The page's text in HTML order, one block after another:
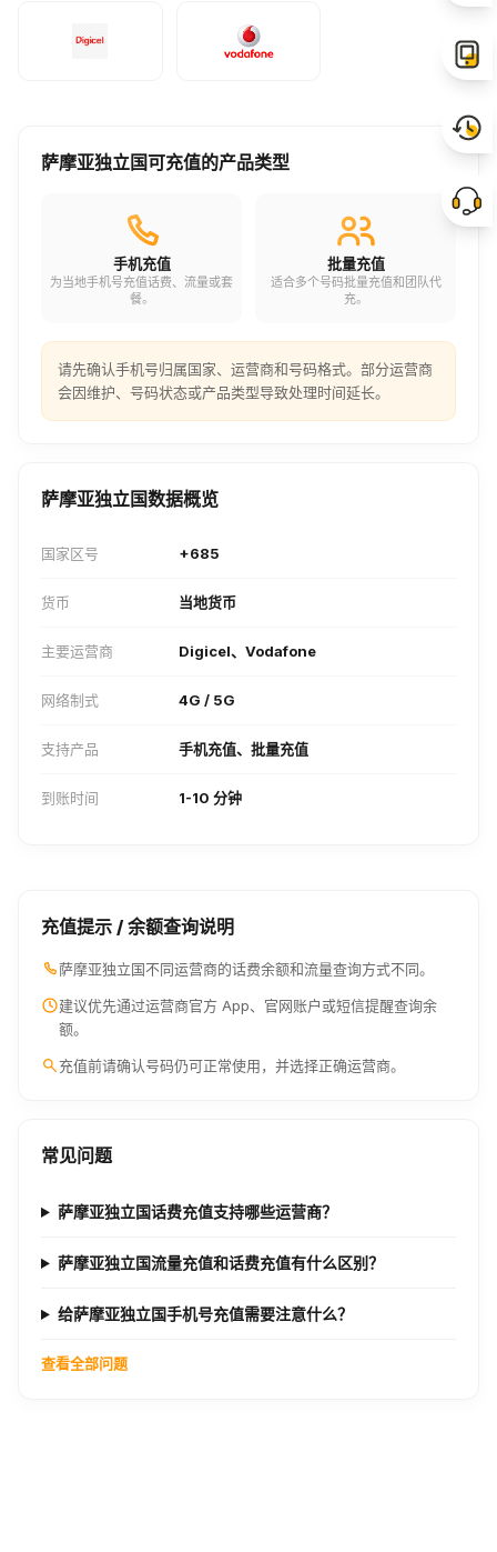
萨摩亚独立国可充值的产品类型
手机充值
为当地手机号充值话费、流量或套
餐。
批量充值
适合多个号码批量充值和团队代
充。
请先确认手机号归属国家、运营商和号码格式。部分运营商
会因维护、号码状态或产品类型导致处理时间延长。
萨摩亚独立国数据概览
国家区号 +685
货币 当地货币
主要运营商 Digicel、Vodafone
网络制式 4G / 5G
支持产品 手机充值、批量充值
到账时间 1-10 分钟
充值提示 / 余额查询说明
萨摩亚独立国不同运营商的话费余额和流量查询方式不同。
建议优先通过运营商官方 App、官网账户或短信提醒查询余
额。
充值前请确认号码仍可正常使用，并选择正确运营商。
常见问题
萨摩亚独立国话费充值支持哪些运营商？
萨摩亚独立国流量充值和话费充值有什么区别？
给萨摩亚独立国手机号充值需要注意什么？
查看全部问题